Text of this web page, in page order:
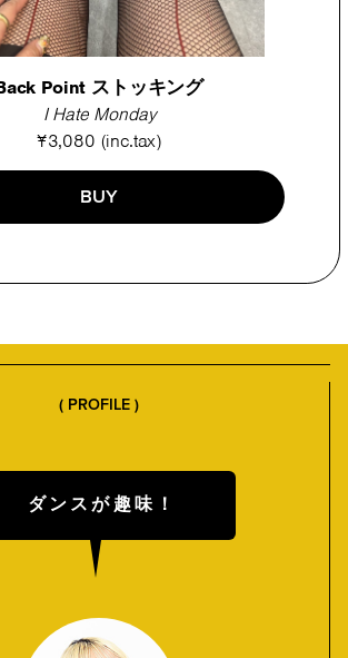
Point ストッキング
I Hate Monday
¥3,080 (inc.tax)
BUY
( PROFILE )
ダンスが趣味！